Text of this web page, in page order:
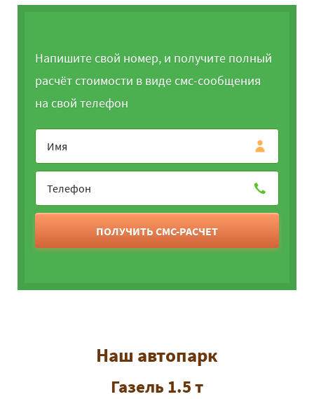
Напишите свой номер, и получите полный
расчёт стоимости в виде смс-сообщения
на свой телефон
ПОЛУЧИТЬ СМС-РАСЧЕТ
Наш автопарк
Газель 1.5 т